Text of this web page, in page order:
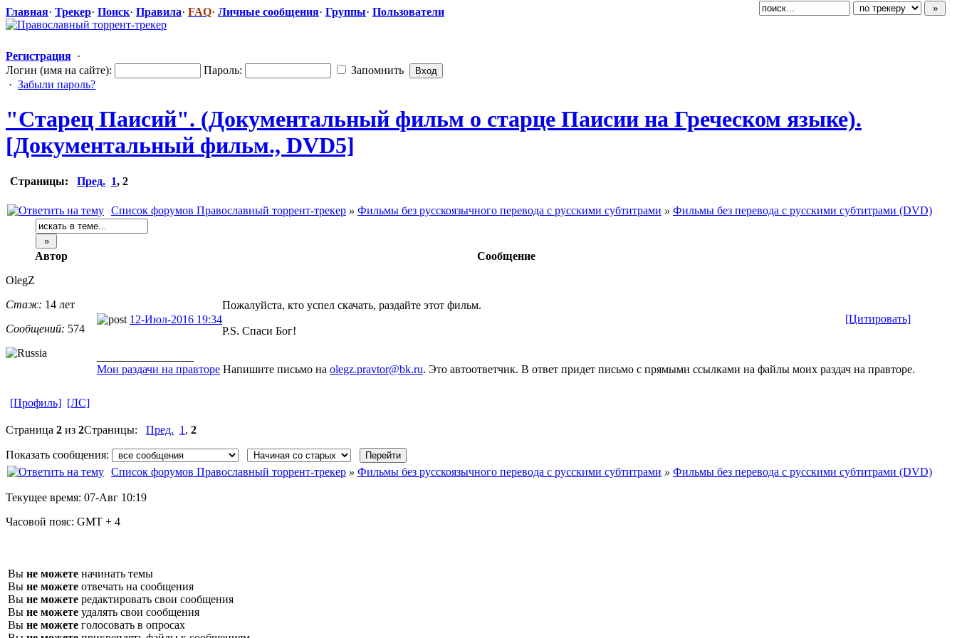
Главная· Трекер· Поиск· Правила· FAQ· Личные сообщения· Группы· Пользователи
Регистрация ·
Логин (имя на сайте):
Пароль:
Запомнить
· Забыли пароль?
"Старец Паисий". (Документальн​ый фильм о старце Паисии на Греческом языке).
[Документальн​ый фильм., DVD5]
Страницы: Пред. 1, 2
Список форумов Православный торрент-трекер » Фильмы без русскоязычного перевода с русскими субтитрами » Фильмы без перевода с русскими субтитрами (DVD)
Автор
Сообщение
OlegZ
Стаж: 14 лет
Сообщений: 574
12-Июл-2016 19:34 [Цитировать]
Пожалуйста, кто успел скачать, раздайте этот фильм.
P.S. Спаси Бог!
Мои раздачи на правторе Напишите письмо на olegz.pravtor@bk.ru. Это автоответчик. В ответ придет письмо с прямыми ссылками на файлы моих раздач на правторе.
[Профиль] [ЛС]
Страница 2 из 2Страницы: Пред. 1 , 2
Показать сообщения:
Список форумов Православный торрент-трекер » Фильмы без русскоязычного перевода с русскими субтитрами » Фильмы без перевода с русскими субтитрами (DVD)
Текущее время: 07-Авг 10:19
Часовой пояс: GMT + 4
Вы не можете начинать темы
Вы не можете отвечать на сообщения
Вы не можете редактировать свои сообщения
Вы не можете удалять свои сообщения
Вы не можете голосовать в опросах